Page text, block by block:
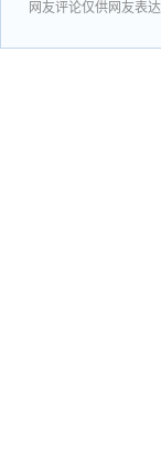
网友评论仅供网友表